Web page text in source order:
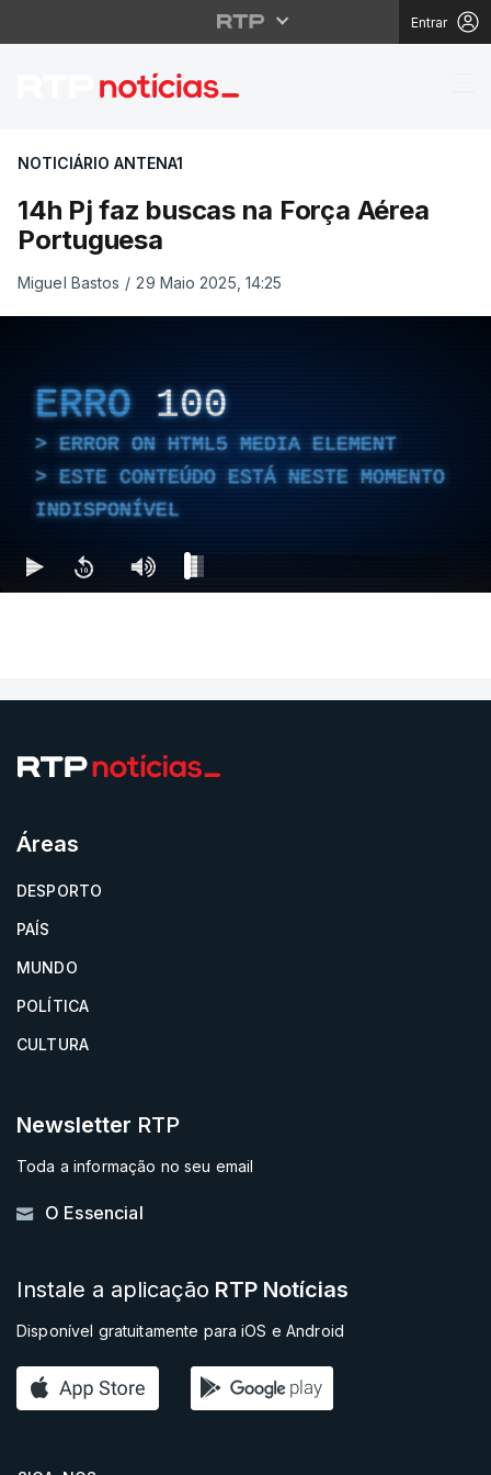
Entrar
14h Pj faz buscas na
NOTICIÁRIO ANTENA1
14h Pj faz buscas na Força Aérea
Portuguesa
Miguel Bastos / 29 Maio 2025, 14:25
ERRO 100
ERROR ON HTML5 MEDIA ELEMENT
ESTE CONTEÚDO ESTÁ NESTE MOMENTO
INDISPONÍVEL
Áreas
DESPORTO
PAÍS
MUNDO
POLÍTICA
CULTURA
Newsletter RTP
Toda a informação no seu email
O Essencial
Instale a aplicação RTP Notícias
Disponível gratuitamente para iOS e Android